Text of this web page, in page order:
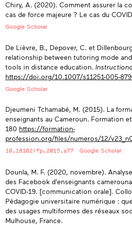
Chiry, A. (2020). Comment assurer la
cas de force majeure ? Le cas du
Google Scholar
De Lièvre, B., Depover, C. et
relationship between tutoring mode
tools in distance education.
https://doi.org/10.1007/s11251-005-
Google Scholar
Djeumeni Tchamabé, M. (2015). La
enseignants au Cameroun. Formation
180 https://formation-
profession.org/files/numeros/12/
10.18162/fp.2015.a77 Google Scholar
Dounla, M. F. (2020, novembre).
des Facebook d’enseignants
COVID-19. [communication orale].
Pédagogie universitaire numérique :
des usages multiformes des réseaux
Mulhouse, France.